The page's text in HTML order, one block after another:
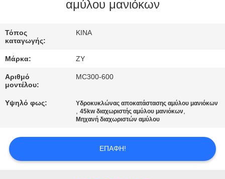
ΈΛΕΓΧΟΣ
ΜΑΣ
ΕΛΆΤΕ
ΕΠΑΦΉ
ΜΕ
ΕΙΔΉΣΕΙΣ
ΖΗΤΉΣΤΕ
αμύλου μανιόκων
Τόπος
καταγωγής:
ΚΙΝΑ
Μάρκα: ZY
Αριθμό
μοντέλου:
MC300-600
Υψηλό φως: Υδροκυκλώνας αποκατάστασης αμύλου μανιόκων
,45kw διαχωριστής αμύλου μανιόκων,
Μηχανή διαχωριστών αμύλου
ΕΠΑΦΉ!